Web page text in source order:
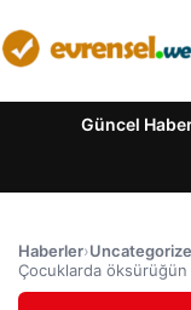
Güncel
Haberler›
Çocuklarda